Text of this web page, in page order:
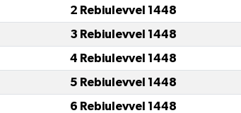
2 Rebiulevvel 1448
3 Rebiulevvel 1448
4 Rebiulevvel 1448
5 Rebiulevvel 1448
6 Rebiulevvel 1448